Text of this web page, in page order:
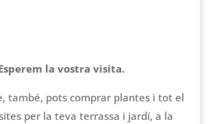
la vostra visita.
també, pots comprar plantes i tot el
per la teva terrassa i jardí, a la